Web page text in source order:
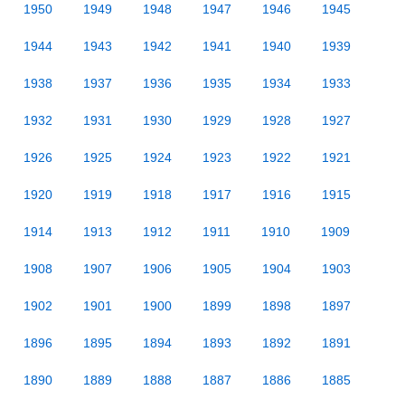
1950 1949 1948 1947 1946 1945
1944 1943 1942 1941 1940 1939
1938 1937 1936 1935 1934 1933
1932 1931 1930 1929 1928 1927
1926 1925 1924 1923 1922 1921
1920 1919 1918 1917 1916 1915
1914 1913 1912 1911 1910 1909
1908 1907 1906 1905 1904 1903
1902 1901 1900 1899 1898 1897
1896 1895 1894 1893 1892 1891
1890 1889 1888 1887 1886 1885